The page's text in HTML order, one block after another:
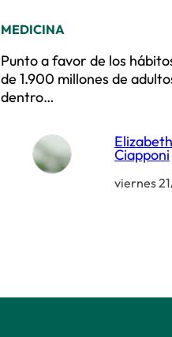
MEDICINA
Punto a favor de los
de 1.900 millones de
dentro…
Ciapponi
viernes